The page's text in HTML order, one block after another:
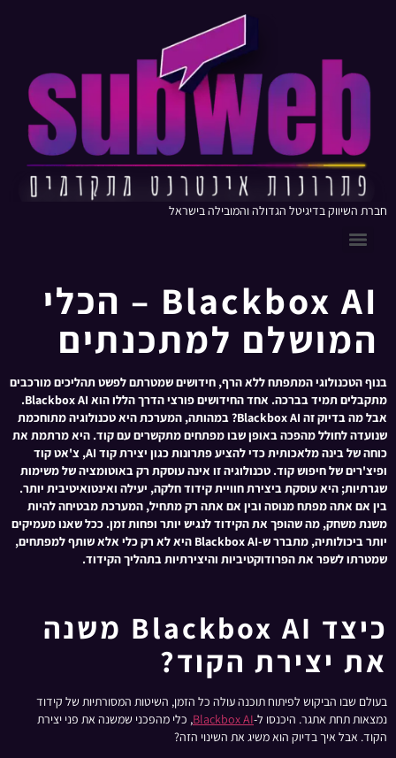
חברת השיווק בדיגיטל הגדולה והמובילה בישראל
Blackbox AI – הכלי
המושלם למתכנתים
בנוף הטכנולוגי המתפתח ללא הרף, חידושים שמטרתם לפשט תהליכים מורכבים
מתקבלים תמיד בברכה. אחד החידושים פורצי הדרך הללו הוא Blackbox AI.
אבל מה בדיוק זה Blackbox AI? במהותה, המערכת היא טכנולוגיה מתוחכמת
שנועדה לחולל מהפכה באופן שבו מפתחים מתקשרים עם קוד. היא מרתמת את
כוחה של בינה מלאכותית כדי להציע פתרונות כגון יצירת קוד AI, צ'אט קוד
ופיצ'רים של חיפוש קוד. טכנולוגיה זו אינה עוסקת רק באוטומציה של משימות
שגרתיות; היא עוסקת ביצירת חוויית קידוד חלקה, יעילה ואינטואיטיבית יותר.
בין אם אתה מפתח מנוסה ובין אם אתה רק מתחיל, המערכת מבטיחה להיות
משנת משחק, מה שהופך את הקידוד לנגיש יותר ופחות זמן. ככל שאנו מעמיקים
יותר ביכולותיה, מתברר ש-Blackbox AI היא לא רק כלי אלא שותף למפתחים,
שמטרתו לשפר את הפרודוקטיביות והיצירתיות בתהליך הקידוד.
כיצד Blackbox AI משנה
את יצירת הקוד?
בעולם שבו הביקוש לפיתוח תוכנה עולה כל הזמן, השיטות המסורתיות של קידוד
נמצאות תחת אתגר. היכנסו ל-Blackbox AI, כלי מהפכני שמשנה את פני יצירת
הקוד. אבל איך בדיוק הוא משיג את השינוי הזה?